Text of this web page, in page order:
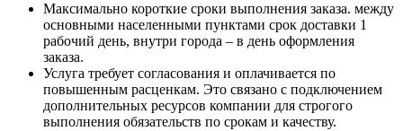
Максимально короткие сроки выполнения заказа. между
основными населенными пунктами срок доставки 1
рабочий день, внутри города – в день оформления
заказа.
Услуга требует согласования и оплачивается по
повышенным расценкам. Это связано с подключением
дополнительных ресурсов компании для строгого
выполнения обязательств по срокам и качеству.